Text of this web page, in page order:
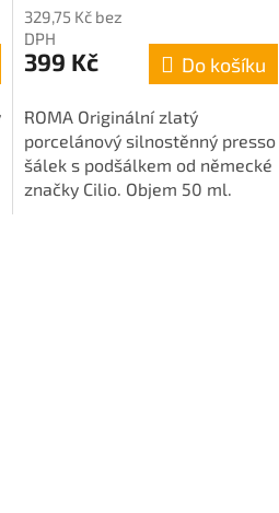
je
4,5
z
hvězdiček.
329,75 Kč bez
DPH
399 Kč Do košíku
ROMA Originální zlatý
porcelánový silnostěnný presso
šálek s podšálkem od německé
značky Cilio. Objem 50 ml.